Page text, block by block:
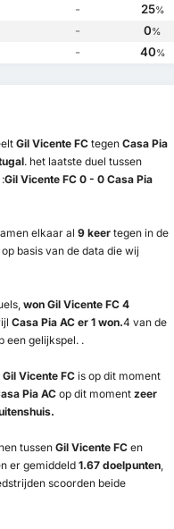
- 25%
- 0%
- 40%
Gil Vicente FCtegen Casa Pia
. het laatste duel tussen
Gil Vicente FC 0 - 0 Casa Pia
elkaar al 9 keertegen in de
basis van de data die wij
won Gil Vicente FC 4
Casa Pia AC er 1 won.4 van de
een gelijkspel. .
Gil Vicente FCis op dit moment
Pia ACop dit moment zeer
tussen Gil Vicente FCen
er gemiddeld 1.67 doelpunten,
scoorden beide